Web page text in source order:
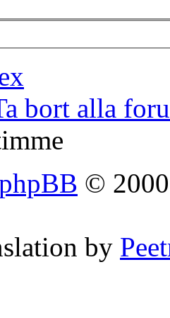
bort alla
©
by